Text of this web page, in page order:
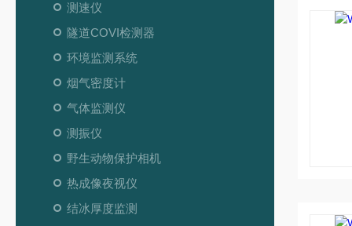
测速仪
隧道COVI检测器
环境监测系统
烟气密度计
气体监测仪
测振仪
野生动物保护相机
热成像夜视仪
结冰厚度监测